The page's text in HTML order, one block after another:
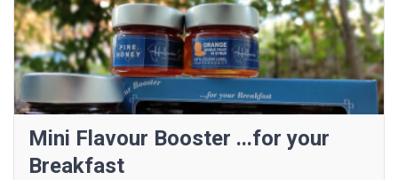
Mini Flavour Booster ...for your
Breakfast